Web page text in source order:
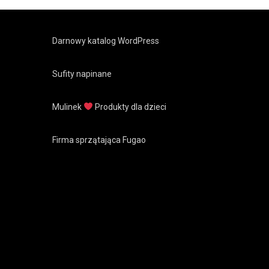
Darnowy katalog WordPress
Sufity napinane
Mulinek Produkty dla dzieci
Firma sprzątająca Fugao